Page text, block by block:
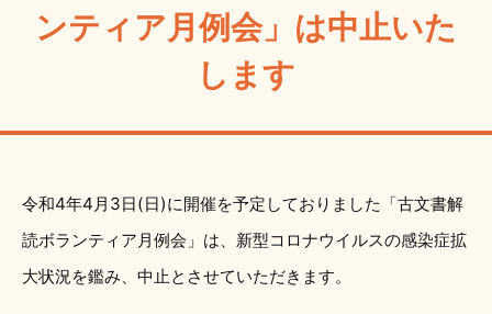
ンティア月例会」は中止いた
します
令和4年4月3日(日)に開催を予定しておりました「古文書解
読ボランティア月例会」は、新型コロナウイルスの感染症拡
大状況を鑑み、中止とさせていただきます。